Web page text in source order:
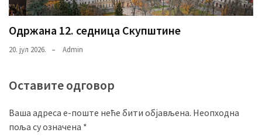
Одржана 12. седница Скупштине
20. јул 2026. Admin
Оставите одговор
Ваша адреса е-поште неће бити објављена. Неопходна
поља су означена *